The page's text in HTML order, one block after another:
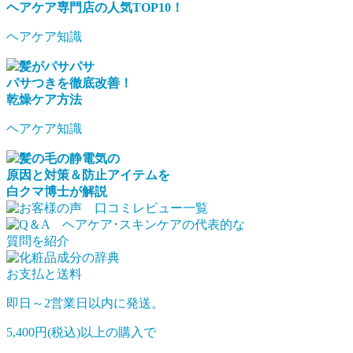
ヘアケア専門店の人気TOP10！
ヘアケア知識
髪がパサパサ
パサつきを徹底改善！
乾燥ケア方法
ヘアケア知識
髪の毛の静電気の
原因と対策＆防止アイテムを
白クマ博士が解説
お支払と送料
即日～2営業日以内に発送。
5,400円(税込)以上の購入で